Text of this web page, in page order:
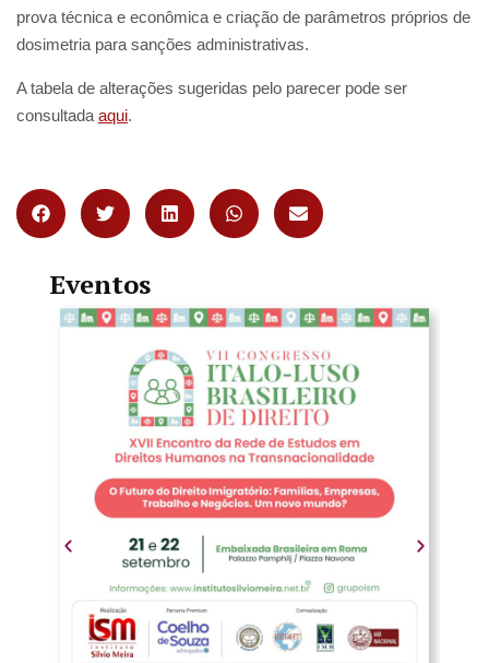
prova técnica e econômica e criação de parâmetros próprios de
dosimetria para sanções administrativas.
A tabela de alterações sugeridas pelo parecer pode ser
consultada aqui.
Eventos